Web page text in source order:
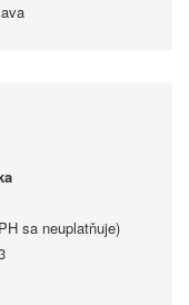
sa neuplatňuje)